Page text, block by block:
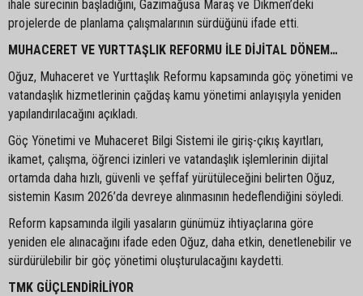
ihale sürecinin başladığını, Gazimağusa Maraş ve Dikmen’deki
projelerde de planlama çalışmalarının sürdüğünü ifade etti.
MUHACERET VE YURTTAŞLIK REFORMU İLE DİJİTAL DÖNEM…
Oğuz, Muhaceret ve Yurttaşlık Reformu kapsamında göç yönetimi ve
vatandaşlık hizmetlerinin çağdaş kamu yönetimi anlayışıyla yeniden
yapılandırılacağını açıkladı.
Göç Yönetimi ve Muhaceret Bilgi Sistemi ile giriş-çıkış kayıtları,
ikamet, çalışma, öğrenci izinleri ve vatandaşlık işlemlerinin dijital
ortamda daha hızlı, güvenli ve şeffaf yürütüleceğini belirten Oğuz,
sistemin Kasım 2026’da devreye alınmasının hedeflendiğini söyledi.
Reform kapsamında ilgili yasaların günümüz ihtiyaçlarına göre
yeniden ele alınacağını ifade eden Oğuz, daha etkin, denetlenebilir ve
sürdürülebilir bir göç yönetimi oluşturulacağını kaydetti.
TMK GÜÇLENDİRİLİYOR